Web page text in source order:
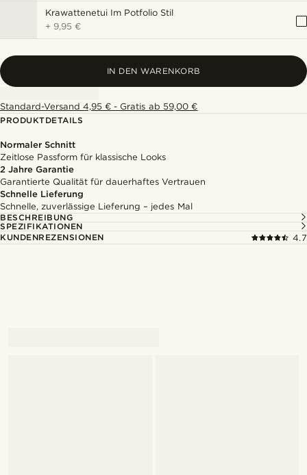
Krawattenetui Im Potfolio Stil
+ 9,95 €
IN DEN WARENKORB
Standard-Versand 4,95 € - Gratis ab 59,00 €
PRODUKTDETAILS
Normaler Schnitt
Zeitlose Passform für klassische Looks
2 Jahre Garantie
Garantierte Qualität für dauerhaftes Vertrauen
Schnelle Lieferung
Schnelle, zuverlässige Lieferung – jedes Mal
BESCHREIBUNG
SPEZIFIKATIONEN
KUNDENREZENSIONEN
4.7